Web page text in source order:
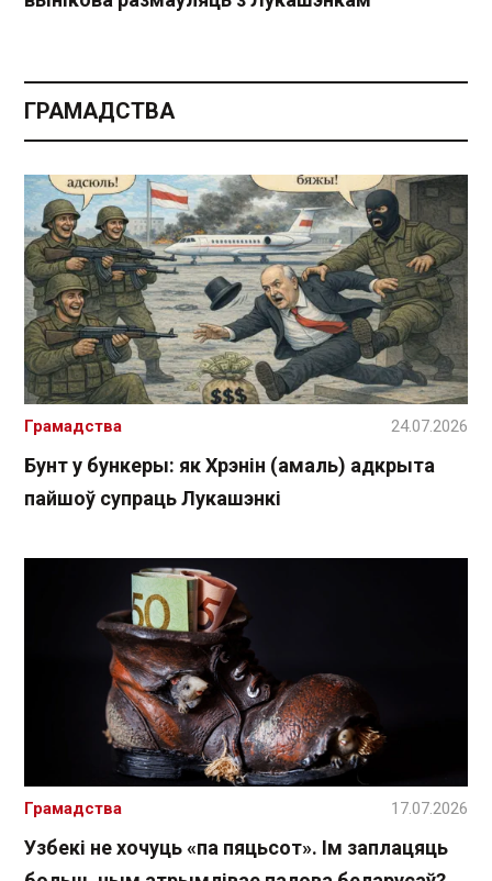
ГРАМАДСТВА
Бунт у бункеры: як Хрэнін (амаль) адкрыта
пайшоў супраць Лукашэнкі
Грамадства 24.07.2026
Узбекі не хочуць «па пяцьсот». Ім заплацяць
Грамадства 17.07.2026